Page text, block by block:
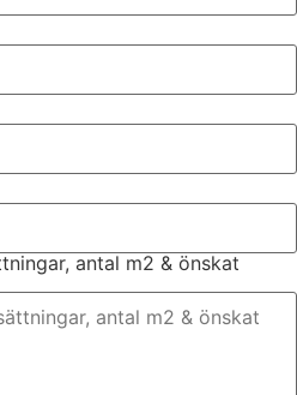
antal m2 & önskat